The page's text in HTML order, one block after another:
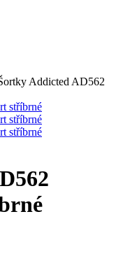
Addicted AD562